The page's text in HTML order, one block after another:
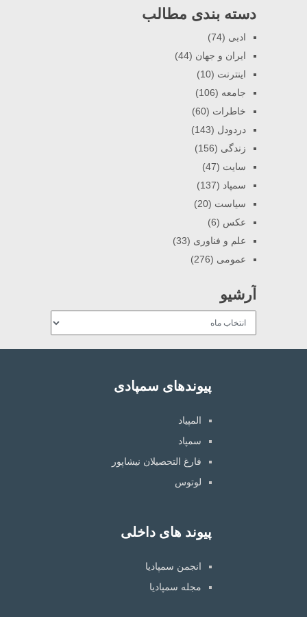
دسته بندی مطالب
ادبی (74)
ایران و جهان (44)
اینترنت (10)
جامعه (106)
خاطرات (60)
دردودل (143)
زندگی (156)
سایت (47)
سمپاد (137)
سیاست (20)
عکس (6)
علم و فناوری (33)
عمومی (276)
آرشیو
پیوندهای سمپادی
المپیاد
سمپاد
فارغ التحصیلان نیشاپور
لوتوس
پیوند های داخلی
انجمن سمپادیا
مجله سمپادیا